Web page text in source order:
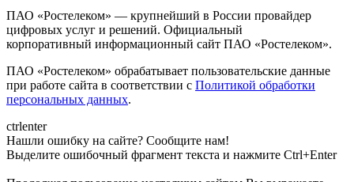
ПАО «Ростелеком» — крупнейший в России провайдер
цифровых услуг и решений. Официальный
корпоративный информационный сайт ПАО «Ростелеком».
ПАО «Ростелеком» обрабатывает пользовательские данные
при работе сайта в соответствии с Политикой обработки
персональных данных.
ctrlenter
Нашли ошибку на сайте? Сообщите нам!
Выделите ошибочный фрагмент текста и нажмите Ctrl+Enter